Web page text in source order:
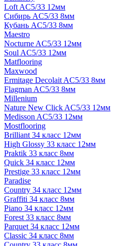
Loft AC5/33 12мм
Сибирь AC5/33 8мм
Кубань AC5/33 8мм
Maestro
Nocturne AC5/33 12мм
Soul AC5/33 12мм
Matflooring
Maxwood
Ermitage Decolait AC5/33 8мм
Flagman AC5/33 8мм
Millenium
Nature New Click AC5/33 12мм
Medisson AC5/33 12мм
Mostflooring
Brilliant 34 класс 12мм
High Glossy 33 класс 12мм
Praktik 33 класс 8мм
Quick 34 класс 12мм
Prestige 33 класс 12мм
Paradise
Country 34 класс 12мм
Graffiti 34 класс 8мм
Piano 34 класс 12мм
Forest 33 класс 8мм
Parquet 34 класс 12мм
Classic 34 класс 8мм